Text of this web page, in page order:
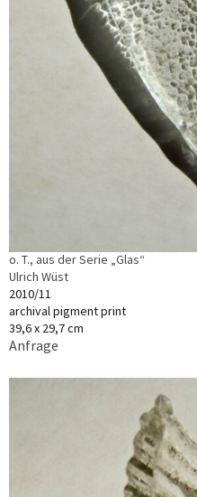
o. T., aus der Serie „Glas“
Ulrich Wüst
2010/11
archival pigment print
39,6 x 29,7 cm
Anfrage